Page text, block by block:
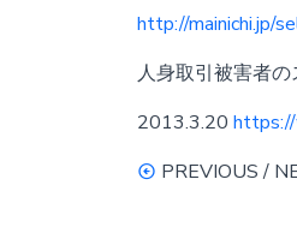
http://mainichi.jp/
人身取引被害者
2013.3.20
PREVIOUS /